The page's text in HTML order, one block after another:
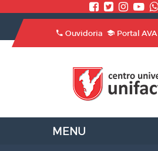
Ouvidoria Portal AVA